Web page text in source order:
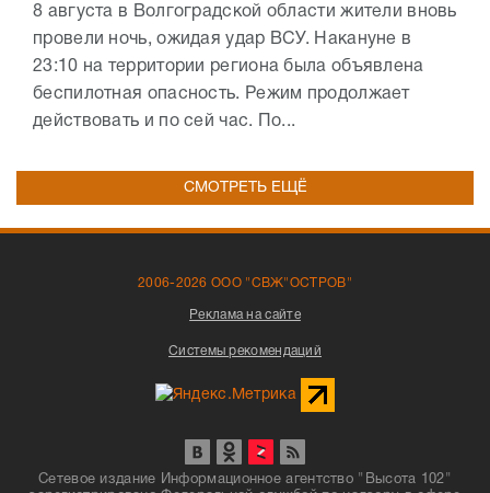
8 августа в Волгоградской области жители вновь
провели ночь, ожидая удар ВСУ. Накануне в
23:10 на территории региона была объявлена
беспилотная опасность. Режим продолжает
действовать и по сей час. По...
СМОТРЕТЬ ЕЩЁ
2006-2026 ООО "СВЖ"ОСТРОВ"
Реклама на сайте
Системы рекомендаций
Сетевое издание Информационное агентство "Высота 102"